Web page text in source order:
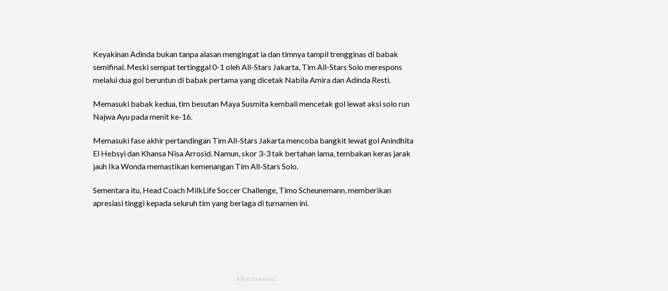
Keyakinan Adinda bukan tanpa alasan mengingat ia dan timnya tampil trengginas di babak
semifinal. Meski sempat tertinggal 0-1 oleh All-Stars Jakarta, Tim All-Stars Solo merespons
melalui dua gol beruntun di babak pertama yang dicetak Nabila Amira dan Adinda Resti.
Memasuki babak kedua, tim besutan Maya Susmita kembali mencetak gol lewat aksi solo run
Najwa Ayu pada menit ke-16.
Memasuki fase akhir pertandingan Tim All-Stars Jakarta mencoba bangkit lewat gol Anindhita
El Hebsyi dan Khansa Nisa Arrosid. Namun, skor 3-3 tak bertahan lama, tembakan keras jarak
jauh Ika Wonda memastikan kemenangan Tim All-Stars Solo.
Sementara itu, Head Coach MilkLife Soccer Challenge, Timo Scheunemann, memberikan
apresiasi tinggi kepada seluruh tim yang berlaga di turnamen ini.